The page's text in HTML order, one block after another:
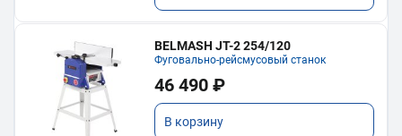
BELMASH JT-2 254/120
Фуговально-рейсмусовый станок
46 490 ₽
В корзину